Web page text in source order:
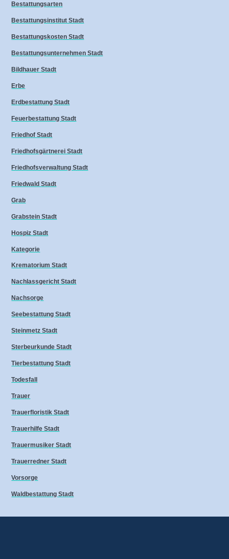
Bestattungsarten
Bestattungsinstitut Stadt
Bestattungskosten Stadt
Bestattungsunternehmen Stadt
Bildhauer Stadt
Erbe
Erdbestattung Stadt
Feuerbestattung Stadt
Friedhof Stadt
Friedhofsgärtnerei Stadt
Friedhofsverwaltung Stadt
Friedwald Stadt
Grab
Grabstein Stadt
Hospiz Stadt
Kategorie
Krematorium Stadt
Nachlassgericht Stadt
Nachsorge
Seebestattung Stadt
Steinmetz Stadt
Sterbeurkunde Stadt
Tierbestattung Stadt
Todesfall
Trauer
Trauerfloristik Stadt
Trauerhilfe Stadt
Trauermusiker Stadt
Trauerredner Stadt
Vorsorge
Waldbestattung Stadt